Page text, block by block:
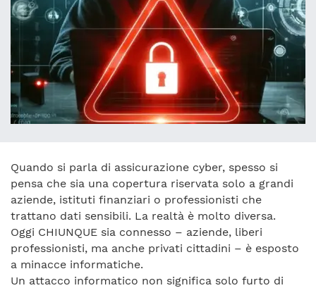
Quando si parla di assicurazione cyber, spesso si
pensa che sia una copertura riservata solo a grandi
aziende, istituti finanziari o professionisti che
trattano dati sensibili. La realtà è molto diversa.
Oggi CHIUNQUE sia connesso – aziende, liberi
professionisti, ma anche privati cittadini – è esposto
a minacce informatiche.
Un attacco informatico non significa solo furto di